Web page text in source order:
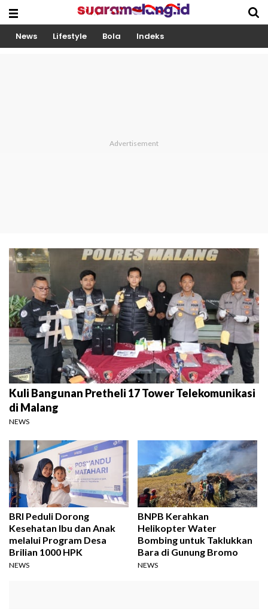
News Lifestyle Bola Indeks
Kuli Bangunan Pretheli 17 Tower Telekomunikasi
di Malang
NEWS
BRI Peduli Dorong
Kesehatan Ibu dan Anak
melalui Program Desa
Brilian 1000 HPK
NEWS
BNPB Kerahkan
Helikopter Water
Bombing untuk Taklukkan
Bara di Gunung Bromo
NEWS